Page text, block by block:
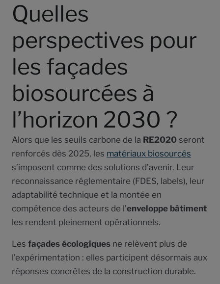
Quelles
perspectives pour
les façades
biosourcées à
l’horizon 2030 ?
Alors que les seuils carbone de la RE2020 seront
renforcés dès 2025, les matériaux biosourcés
s’imposent comme des solutions d’avenir. Leur
reconnaissance réglementaire (FDES, labels), leur
adaptabilité technique et la montée en
compétence des acteurs de l’enveloppe bâtiment
les rendent pleinement opérationnels.
Les façades écologiques ne relèvent plus de
l’expérimentation : elles participent désormais aux
réponses concrètes de la construction durable.